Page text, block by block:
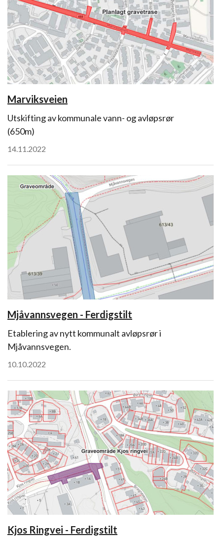
Marviksveien
Utskifting av kommunale vann- og avløpsrør
(650m)
14.11.2022
Mjåvannsvegen - Ferdigstilt
Etablering av nytt kommunalt avløpsrør i
Mjåvannsvegen.
10.10.2022
Kjos Ringvei - Ferdigstilt